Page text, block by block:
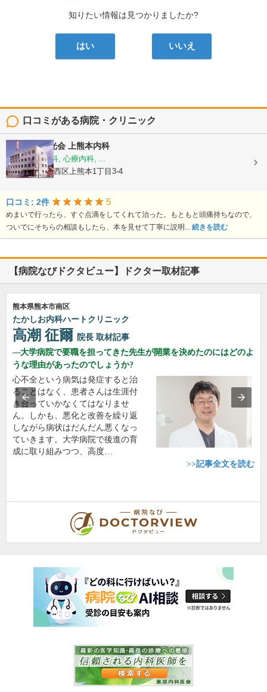
知りたい情報は見つかりましたか?
はい いいえ
口コミがある病院・クリニック
医療法人陽光会 上熊本内科
内科, 神経内科, 心療内科, ...
熊本県熊本市西区上熊本1丁目3-4
口コミ: 2件 5
めまいで行ったら、すぐ点滴をしてくれて治った。もともと頭痛持ちなので、
ついでにそちらの相談もしたら、本を見せて丁寧に説明... 続きを読む
【病院なびドクタビュー】ドクター取材記事
熊本県熊本市南区
たかしお内科ハートクリニック
高潮 征爾 院長 取材記事
大学病院で要職を担ってきた先生が開業を決めたのにはどのよ
うな理由があったのでしょうか?
心不全という病気は発症すると治
ることはなく、患者さんは生涯付
き合っていかなくてはなりませ
ん。しかも、悪化と改善を繰り返
しながら病状はだんだん悪くなっ
ていきます。大学病院で後進の育
成に取り組みつつ、高度…
>>記事全文を読む